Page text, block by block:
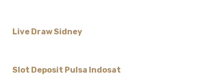
Live Draw Sidney
Slot Deposit Pulsa Indosat